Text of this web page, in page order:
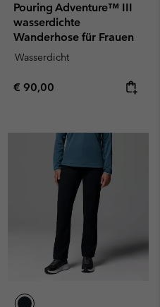
Pouring Adventure™ III
wasserdichte
Wanderhose für Frauen
Wasserdicht
Regular price:
€ 90,00